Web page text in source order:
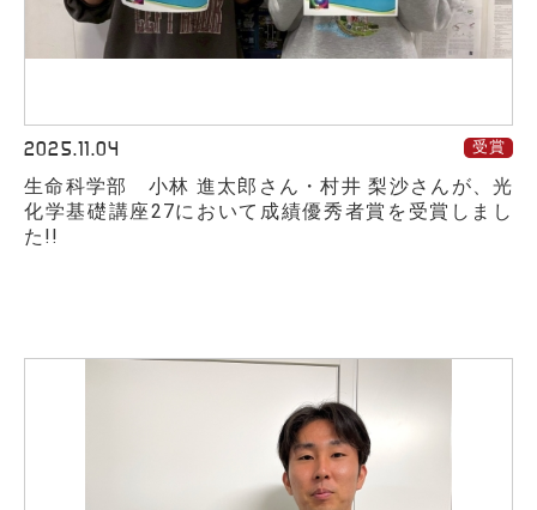
2025.11.04 受賞
生命科学部 小林 進太郎さん・村井 梨沙さんが、光
化学基礎講座27において成績優秀者賞を受賞しまし
た!!